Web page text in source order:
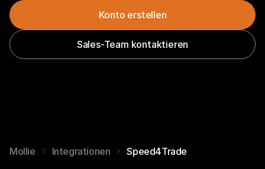
Konto erstellen
Sales-Team kontaktieren
Mollie Integrationen Speed4Trade